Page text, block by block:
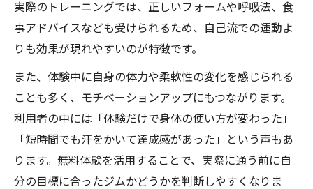
注目集まる西二階町のパーソナルトレ傾向
る背景
西二階町で人気のパーソナルトレ傾向を解
ランキング上位に共通する体験無料サービ
スの特徴
実際のトレーニングでは、正しいフォームや呼吸法、食
事アドバイスなども受けられるため、自己流での運動よ
りも効果が現れやすいのが特徴です。
また、体験中に自身の体力や柔軟性の変化を感じられる
ことも多く、モチベーションアップにもつながります。
利用者の中には「体験だけで身体の使い方が変わった」
「短時間でも汗をかいて達成感があった」という声もあ
ります。無料体験を活用することで、実際に通う前に自
分の目標に合ったジムかどうかを判断しやすくなりま